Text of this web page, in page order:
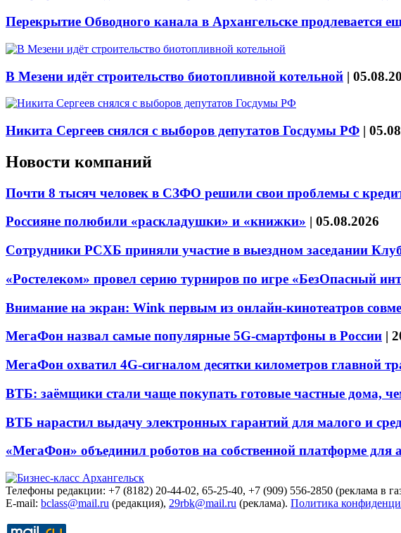
Перекрытие Обводного канала в Архангельске продлевается
В Мезени идёт строительство биотопливной котельной |
Никита Сергеев снялся с выборов депутатов Госдумы РФ |
Новости компаний
Почти 8 тысяч человек в СЗФО решили свои проблемы с
Россияне полюбили «раскладушки» и «книжки» | 05.08.2026
Сотрудники РСХБ приняли участие в выездном заседании
«Ростелеком» провел серию турниров по игре «БезОпасный
Внимание на экран: Wink первым из онлайн-кинотеатров
МегаФон назвал самые популярные 5G-смартфоны в России |
МегаФон охватил 4G-сигналом десятки километров главной
ВТБ: заёмщики стали чаще покупать готовые частные дома,
ВТБ нарастил выдачу электронных гарантий для малого и
«МегаФон» объединил роботов на собственной платформе для
Телефоны редакции: +7 (8182) 20-44-02, 65-25-40, +7 (909) 556-2850 (реклама в
E-mail: bclass@mail.ru (редакция), 29rbk@mail.ru (реклама). Политика